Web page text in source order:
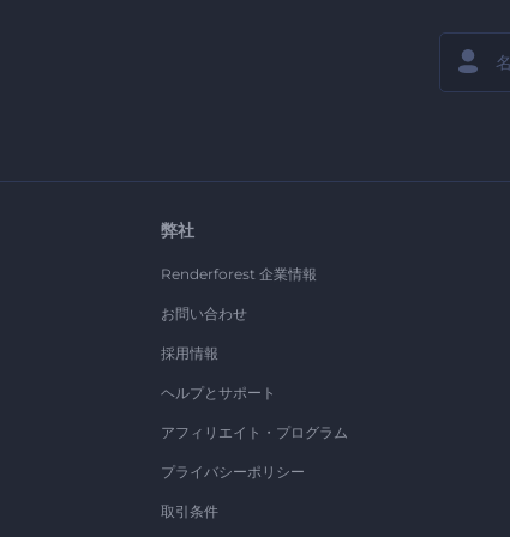
弊社
Renderforest 企業情報
お問い合わせ
採用情報
ヘルプとサポート
アフィリエイト・プログラム
プライバシーポリシー
取引条件